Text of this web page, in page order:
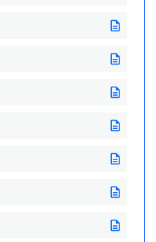
description
description
description
description
description
description
description